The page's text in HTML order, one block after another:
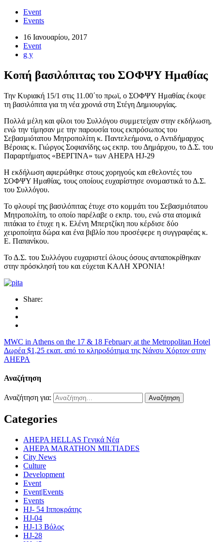
Event
Events
16 Ιανουαρίου, 2017
Event
g y
Κοπή βασιλόπιτας του ΣΟΦΨΥ Ημαθίας
Την Κυριακή 15/1 στις 11.00΄το πρωϊ, ο ΣΟΦΨΥ Ημαθίας έκοψε
τη βασιλόπιτα για τη νέα χρονιά στη Στέγη Δημιουργίας.
Πολλά μέλη και φίλοι του Συλλόγου συμμετείχαν στην εκδήλωση,
ενώ την τίμησαν με την παρουσία τους εκπρόσωπος του
Σεβασμιότατου Μητροπολίτη κ. Παντελεήμονα, ο Αντιδήμαρχος
Βέροιας κ. Γιώργος Σοφιανίδης ως εκπρ. του Δημάρχου, το Δ.Σ. του
Παραρτήματος «ΒΕΡΓΙΝΑ» των AHEPA HJ-29
Η εκδήλωση αφιερώθηκε στους χορηγούς και εθελοντές του
ΣΟΦΨΥ Ημαθίας, τους οποίους ευχαρίστησε ονομαστικά το Δ.Σ.
του Συλλόγου.
Το φλουρί της βασιλόπιτας έτυχε στο κομμάτι του Σεβασμιότατου
Μητροπολίτη, το οποίο παρέλαβε ο εκπρ. του, ενώ στα ατομικά
πιτάκια το έτυχε η κ. Ελένη Μπερτζίκη που κέρδισε δύο
χειροποίητα δώρα και ένα βιβλίο που προσέφερε η συγγραφέας κ.
Ε. Παπανίκου.
Το Δ.Σ. του Συλλόγου ευχαριστεί όλους όσους ανταποκρίθηκαν
στην πρόσκλησή του και εύχεται ΚΑΛΗ ΧΡΟΝΙΑ!
Share:
MWC in Athens on the 17 & 18 February at the Metropolitan Hotel
Δωρέα $1,25 εκατ. από το κληροδότημα της Νάνσυ Χόρτον στην
AHEPA
Αναζήτηση
Αναζήτηση για:
Categories
AHEPA HELLAS Γενικά Νέα
AHEPA MARATHON MILTIADES
City News
Culture
Development
Event
Event|Events
Events
HJ- 54 Ιπποκράτης
HJ-04
HJ-13 Βόλος
HJ-28